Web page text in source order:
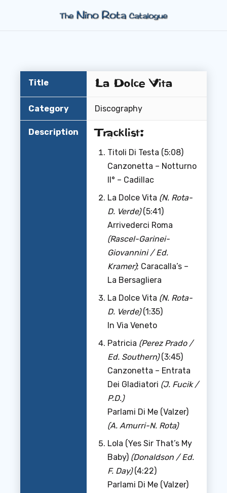
Title La Dolce Vita
Category Discography
Description Tracklist:
Titoli Di Testa (5:08)
Canzonetta – Notturno
II° – Cadillac
La Dolce Vita (N. Rota-
D. Verde)(5:41)
Arrivederci Roma
(Rascel-Garinei-
Giovannini / Ed.
Kramer); Caracalla’s –
La Bersagliera
La Dolce Vita (N. Rota-
D. Verde)(1:35)
In Via Veneto
Patricia (Perez Prado /
Ed. Southern)(3:45)
Canzonetta – Entrata
Dei Gladiatori (J. Fucik /
P.D.)
Parlami Di Me (Valzer)
(A. Amurri-N. Rota)
Lola (Yes Sir That’s My
Baby) (Donaldson / Ed.
F. Day)(4:22)
Parlami Di Me (Valzer)